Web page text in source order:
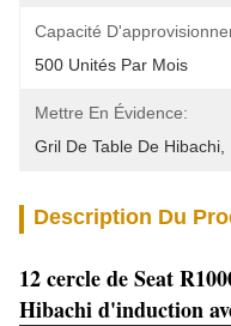
Capacité
500 Unités Par Mois
Mettre En Évidence:
Gril De Table De Hibachi
Description Du
12 cercle de Seat
Hibachi d'induction